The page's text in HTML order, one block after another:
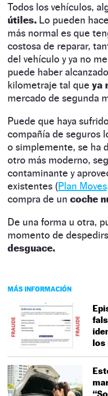
Todos los vehículos,
útiles. Lo pueden
más normal es que
costosa de reparar,
del vehículo y ya no
puede haber
kilometraje tal que ya
mercado de segunda
Puede que haya
compañía de seguros
o simplemente, se ha
otro más moderno,
contaminante y
existentes (Plan
compra de un coche
De una forma u otra,
momento de
desguace.
MÁS INFORMACIÓN
los